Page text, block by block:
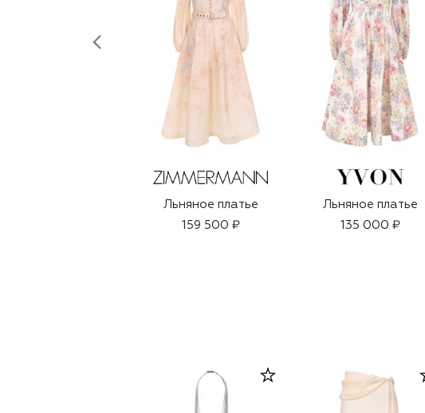
Льняное платье
159 500 ₽
Льняное платье
135 000 ₽